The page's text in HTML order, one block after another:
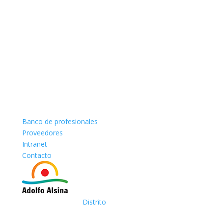
Banco de profesionales
Proveedores
Intranet
Contacto
Distrito